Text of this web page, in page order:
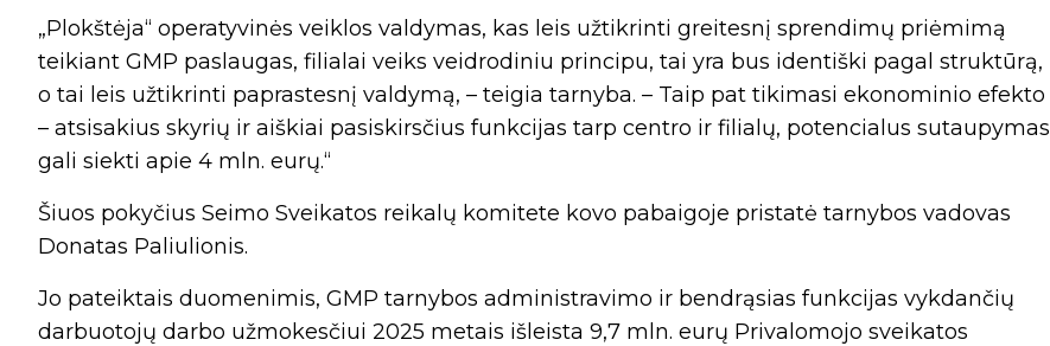
„Plokštėja“ operatyvinės veiklos valdymas, kas leis užtikrinti greitesnį sprendimų priėmimą
teikiant GMP paslaugas, filialai veiks veidrodiniu principu, tai yra bus identiški pagal struktūrą,
o tai leis užtikrinti paprastesnį valdymą, – teigia tarnyba. – Taip pat tikimasi ekonominio efekto
– atsisakius skyrių ir aiškiai pasiskirsčius funkcijas tarp centro ir filialų, potencialus sutaupymas
gali siekti apie 4 mln. eurų.“
Šiuos pokyčius Seimo Sveikatos reikalų komitete kovo pabaigoje pristatė tarnybos vadovas
Donatas Paliulionis.
Jo pateiktais duomenimis, GMP tarnybos administravimo ir bendrąsias funkcijas vykdančių
darbuotojų darbo užmokesčiui 2025 metais išleista 9,7 mln. eurų Privalomojo sveikatos